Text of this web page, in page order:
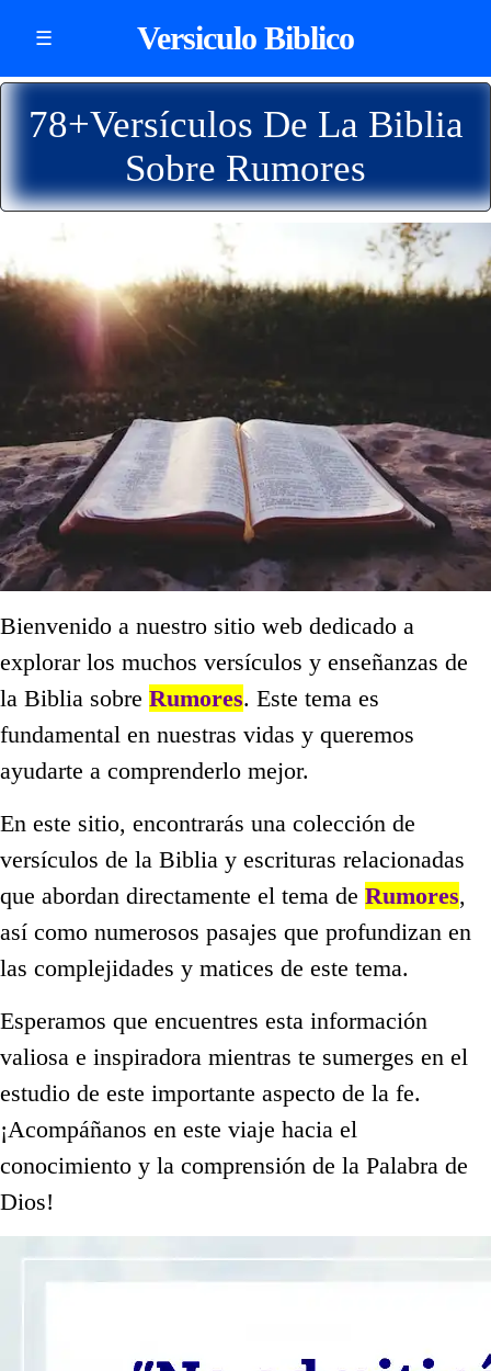
☰ Versiculo Biblico
78+Versículos De La Biblia
Sobre Rumores
Bienvenido a nuestro sitio web dedicado a
explorar los muchos versículos y enseñanzas de
la Biblia sobre Rumores. Este tema es
fundamental en nuestras vidas y queremos
ayudarte a comprenderlo mejor.
En este sitio, encontrarás una colección de
versículos de la Biblia y escrituras relacionadas
que abordan directamente el tema de Rumores,
así como numerosos pasajes que profundizan en
las complejidades y matices de este tema.
Esperamos que encuentres esta información
valiosa e inspiradora mientras te sumerges en el
estudio de este importante aspecto de la fe.
¡Acompáñanos en este viaje hacia el
conocimiento y la comprensión de la Palabra de
Dios!